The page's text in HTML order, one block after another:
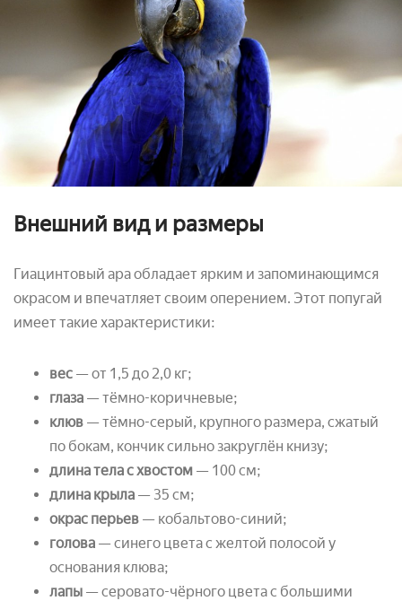
Внешний вид и размеры
Гиацинтовый ара обладает ярким и запоминающимся
окрасом и впечатляет своим оперением. Этот попугай
имеет такие характеристики:
вес — от 1,5 до 2,0 кг;
глаза — тёмно-коричневые;
клюв — тёмно-серый, крупного размера, сжатый
по бокам, кончик сильно закруглён книзу;
длина тела с хвостом — 100 см;
длина крыла — 35 см;
окрас перьев — кобальтово-синий;
голова — синего цвета с желтой полосой у
основания клюва;
лапы — серовато-чёрного цвета с большими